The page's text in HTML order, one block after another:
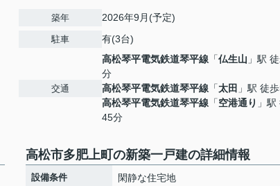
築年 2026年9月(予定)
駐車 有(3台)
交通
高松琴平電気鉄道琴平線 「仏生山 」駅
分
高松琴平電気鉄道琴平線 「太田 」駅 徒
高松琴平電気鉄道琴平線 「空港通り 」
45分
高松市多肥上町の新築一戸建の詳細情報
設備条件
閑静な住宅地